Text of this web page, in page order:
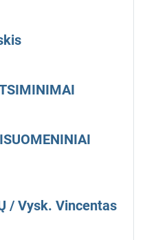
/ Vysk. Vincentas